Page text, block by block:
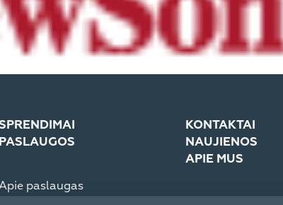
PASLAUGOS
paslaugas
KONTAKTAI
NAUJIENOS
APIE MUS